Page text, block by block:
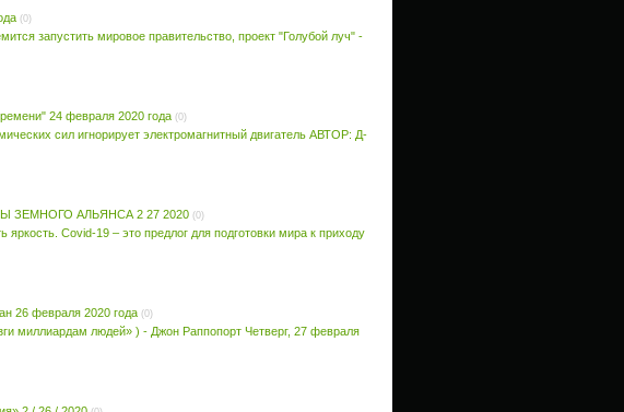
(0)
запустить мировое правительство, проект "Голубой луч" -
24 февраля 2020 года (0)
сил игнорирует электромагнитный двигатель АВТОР: Д-
АЛЬЯНСА 2 27 2020 (0)
Covid-19 – это предлог для подготовки мира к приходу
26 февраля 2020 года (0)
миллиардам людей» ) - Джон Раппопорт Четверг, 27 февраля